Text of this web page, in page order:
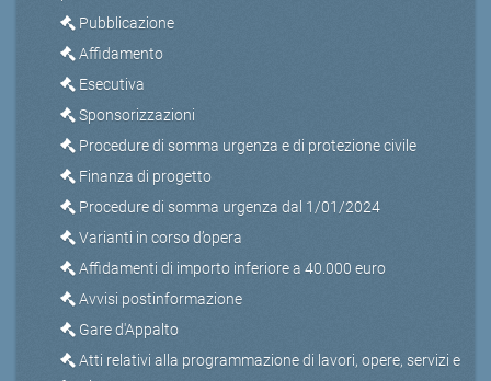
Pubblicazione
Affidamento
Esecutiva
Sponsorizzazioni
Procedure di somma urgenza e di protezione civile
Finanza di progetto
Procedure di somma urgenza dal 1/01/2024
Varianti in corso d’opera
Affidamenti di importo inferiore a 40.000 euro
Avvisi postinformazione
Gare d'Appalto
Atti relativi alla programmazione di lavori, opere, servizi e